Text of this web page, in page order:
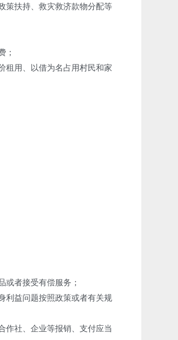
扶持、救灾救济款物分配等
；
用、以借为名占用村民和家
者接受有偿服务；
益问题按照政策或者有关规
社、企业等报销、支付应当